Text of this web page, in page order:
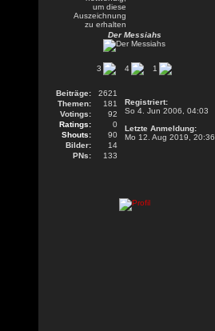
Der Messiahs
3 4 1
Beiträge:
2621
Themen:
181
Votings:
92
Ratings:
0
Shouts:
90
Bilder:
14
PNs:
133
Registriert:
So 4. Jun 2006, 04:03
Letzte Anmeldung:
Mo 12. Aug 2019, 20:36